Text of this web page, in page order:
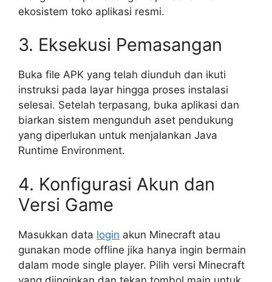
ekosistem toko aplikasi resmi.
3. Eksekusi Pemasangan
Buka file APK yang telah diunduh dan ikuti
instruksi pada layar hingga proses instalasi
selesai. Setelah terpasang, buka aplikasi dan
biarkan sistem mengunduh aset pendukung
yang diperlukan untuk menjalankan Java
Runtime Environment.
4. Konfigurasi Akun dan
Versi Game
Masukkan data login akun Minecraft atau
gunakan mode offline jika hanya ingin bermain
dalam mode single player. Pilih versi Minecraft